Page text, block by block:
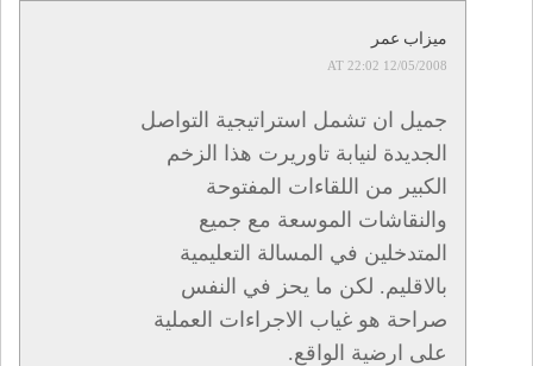
ميزاب عمر
12/05/2008 AT 22:02
جميل ان تشمل استراتيجية التواصل
الجديدة لنيابة تاوريرت هذا الزخم
الكبير من اللقاءات المفتوحة
والنقاشات الموسعة مع جميع
المتدخلين في المسالة التعليمية
بالاقليم. لكن ما يحز في النفس
صراحة هو غياب الاجراءات العملية
على ارضية الواقع.